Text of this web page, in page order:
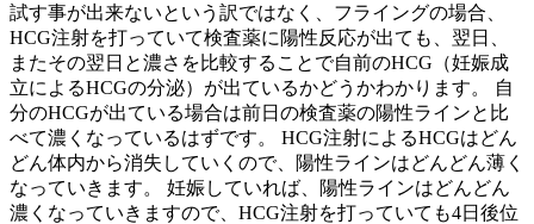
試す事が出来ないという訳ではなく、フライングの場合、
HCG注射を打っていて検査薬に陽性反応が出ても、翌日、
またその翌日と濃さを比較することで自前のHCG（妊娠成
立によるHCGの分泌）が出ているかどうかわかります。 自
分のHCGが出ている場合は前日の検査薬の陽性ラインと比
べて濃くなっているはずです。 HCG注射によるHCGはどん
どん体内から消失していくので、陽性ラインはどんどん薄く
なっていきます。 妊娠していれば、陽性ラインはどんどん
濃くなっていきますので、HCG注射を打っていても4日後位